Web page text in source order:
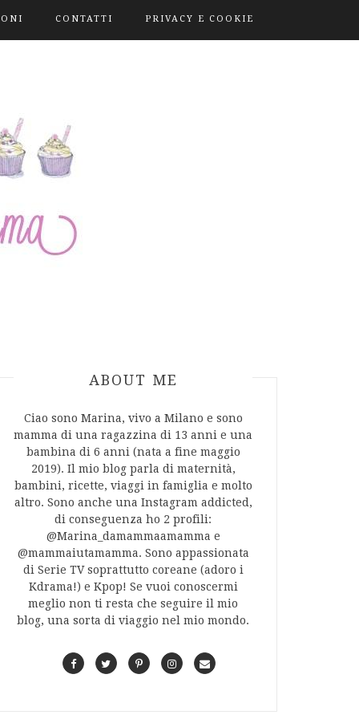
CONTATTI PRIVACY E COOKIE
ABOUT AUTHOR
ABOUT ME
Ciao sono Marina, vivo a Milano e sono
mamma di una ragazzina di 13 anni e una
bambina di 6 anni (nata a fine maggio
2019). Il mio blog parla di maternità,
bambini, ricette, viaggi in famiglia e molto
altro. Sono anche una Instagram addicted,
di conseguenza ho 2 profili:
@Marina_damammaamamma e
@mammaiutamamma. Sono appassionata
di Serie TV soprattutto coreane (adoro i
Kdrama!) e Kpop! Se vuoi conoscermi
meglio non ti resta che seguire il mio
blog, una sorta di viaggio nel mio mondo.
F
T
P
I
C